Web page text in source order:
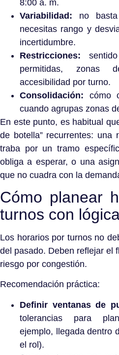
8:00 a. m.
Variabilidad: no
necesitas rango y
incertidumbre.
Restricciones:
permitidas, zonas
accesibilidad por turno.
Consolidación: cómo
cuando agrupas zonas
En este punto, es habitual
de botella” recurrentes: una
traba por un tramo
obliga a esperar, o una
que no cuadra con la
Cómo planear
turnos con
Los horarios por turnos no
del pasado. Deben reflejar el
riesgo por congestión.
Recomendación práctica:
Definir ventanas de
tolerancias para
ejemplo, llegada dentro
el rol).